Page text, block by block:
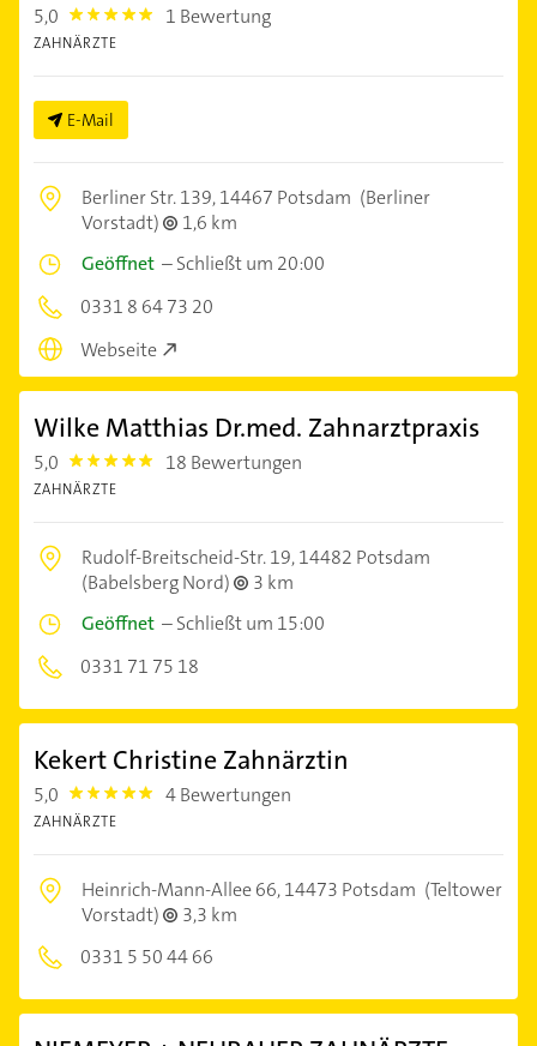
5,0 5.0 1 Bewertung
ZAHNÄRZTE
E-Mail
Berliner Str. 139,14467 Potsdam (Berliner
Vorstadt)
1,6 km
Geöffnet –Schließt um 20:00
0331 8 64 73 20
Webseite
Wilke Matthias Dr.med. Zahnarztpraxis
5,0 5.0 18 Bewertungen
ZAHNÄRZTE
Rudolf-Breitscheid-Str. 19,14482 Potsdam
(Babelsberg Nord)
3 km
Geöffnet –Schließt um 15:00
0331 71 75 18
Kekert Christine Zahnärztin
5,0 5.0 4 Bewertungen
ZAHNÄRZTE
Heinrich-Mann-Allee 66,14473 Potsdam (Teltower
Vorstadt)
3,3 km
0331 5 50 44 66